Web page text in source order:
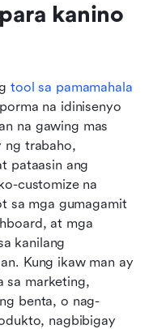
kanino
tool sa pamamahala
na idinisenyo
na gawing mas
ng trabaho,
pataasin ang
customize na
sa mga gumagamit
at mga
kanilang
Kung ikaw man ay
sa marketing,
benta, o nag-
nagbibigay